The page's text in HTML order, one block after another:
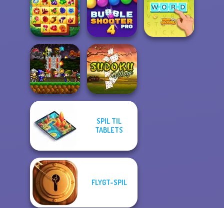
Daily Sudoku
Cut The Rope:
Time Travel
Words Match
Spring Tile
Master
Bubble Shooter
Pro 4
Mini Guardians
Castle Defense
SPIL TIL
TABLETS
FLYGT-SPIL